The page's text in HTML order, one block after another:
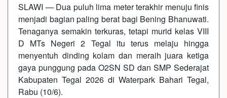
SLAWI — Dua puluh lima meter terakhir menuju finis
menjadi bagian paling berat bagi Bening Bhanuwati.
Tenaganya semakin terkuras, tetapi murid kelas VIII
D MTs Negeri 2 Tegal itu terus melaju hingga
menyentuh dinding kolam dan meraih juara ketiga
gaya punggung pada O2SN SD dan SMP Sederajat
Kabupaten Tegal 2026 di Waterpark Bahari Tegal,
Rabu (10/6).